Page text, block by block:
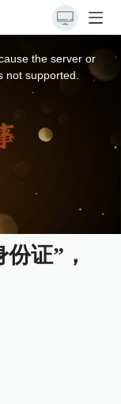
the server or
not supported.
证”，